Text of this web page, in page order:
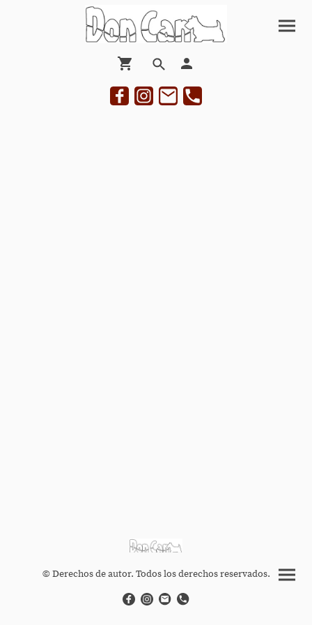
© Derechos de autor. Todos los derechos reservados.